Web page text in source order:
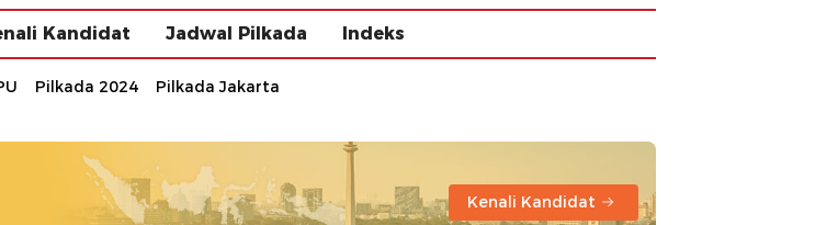
Kandidat Jadwal Pilkada Indeks
Pilkada 2024 Pilkada Jakarta
Kenali Kandidat